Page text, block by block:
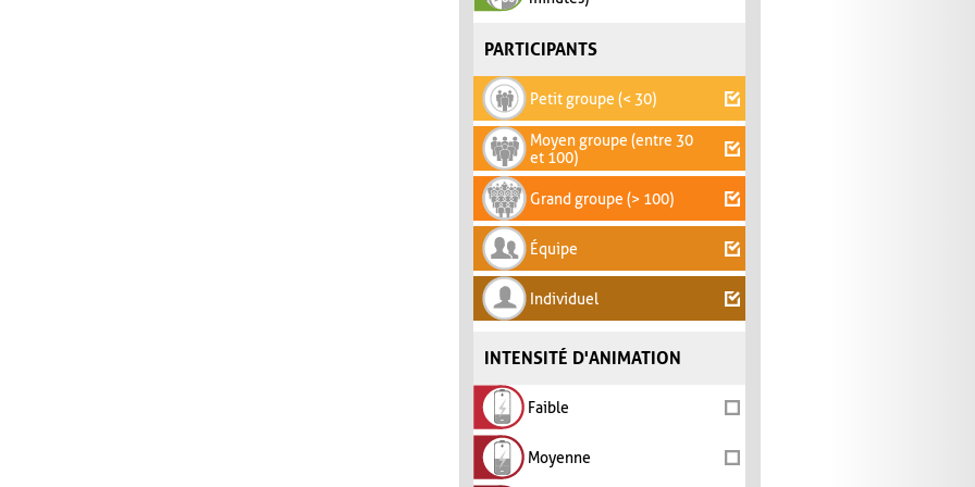
PARTICIPANTS
Petit groupe (< 30)
Moyen groupe (entre 30
et 100)
Grand groupe (> 100)
Équipe
Individuel
INTENSITÉ D'ANIMATION
Faible
Moyenne